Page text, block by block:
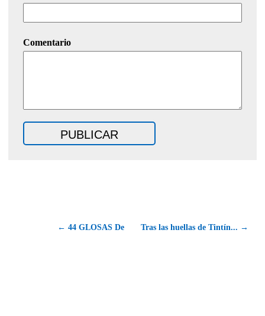
Comentario
← 44 GLOSAS De Tras las huellas de Tintín... →